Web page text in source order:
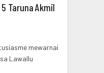
Taruna Akmil
mewarnai
Lawallu